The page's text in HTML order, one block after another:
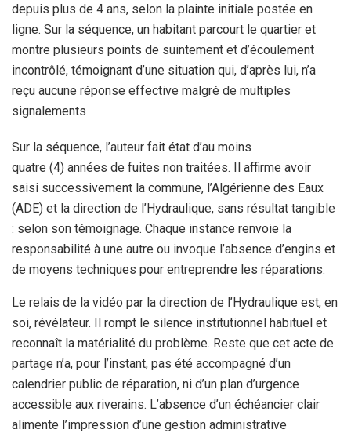
depuis plus de 4 ans, selon la plainte initiale postée en
ligne. Sur la séquence, un habitant parcourt le quartier et
montre plusieurs points de suintement et d’écoulement
incontrôlé, témoignant d’une situation qui, d’après lui, n’a
reçu aucune réponse effective malgré de multiples
signalements
Sur la séquence, l’auteur fait état d’au moins
quatre (4) années de fuites non traitées. Il affirme avoir
saisi successivement la commune, l’Algérienne des Eaux
(ADE) et la direction de l’Hydraulique, sans résultat tangible
: selon son témoignage. Chaque instance renvoie la
responsabilité à une autre ou invoque l’absence d’engins et
de moyens techniques pour entreprendre les réparations.
Le relais de la vidéo par la direction de l’Hydraulique est, en
soi, révélateur. Il rompt le silence institutionnel habituel et
reconnaît la matérialité du problème. Reste que cet acte de
partage n’a, pour l’instant, pas été accompagné d’un
calendrier public de réparation, ni d’un plan d’urgence
accessible aux riverains. L’absence d’un échéancier clair
alimente l’impression d’une gestion administrative